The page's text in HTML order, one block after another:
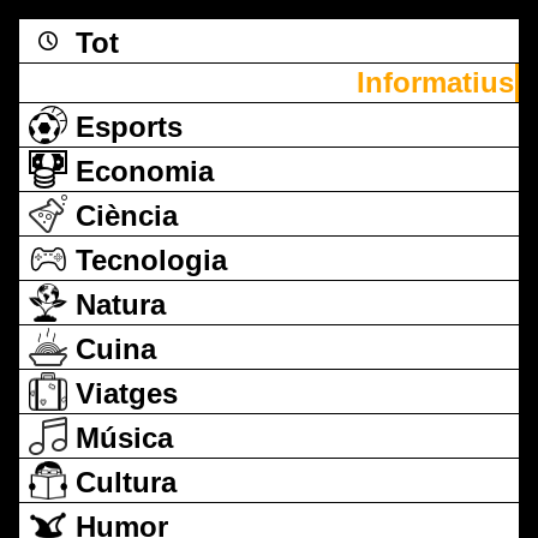
Tot
Informatius
Esports
Economia
Ciència
Tecnologia
Natura
Cuina
Viatges
Música
Cultura
Humor